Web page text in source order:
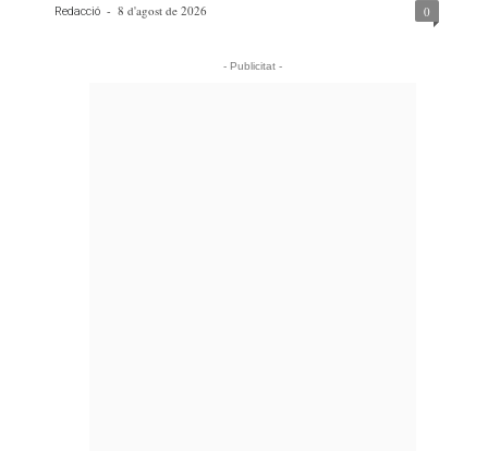
Redacció - 8 d'agost de 2026 0
- Publicitat -